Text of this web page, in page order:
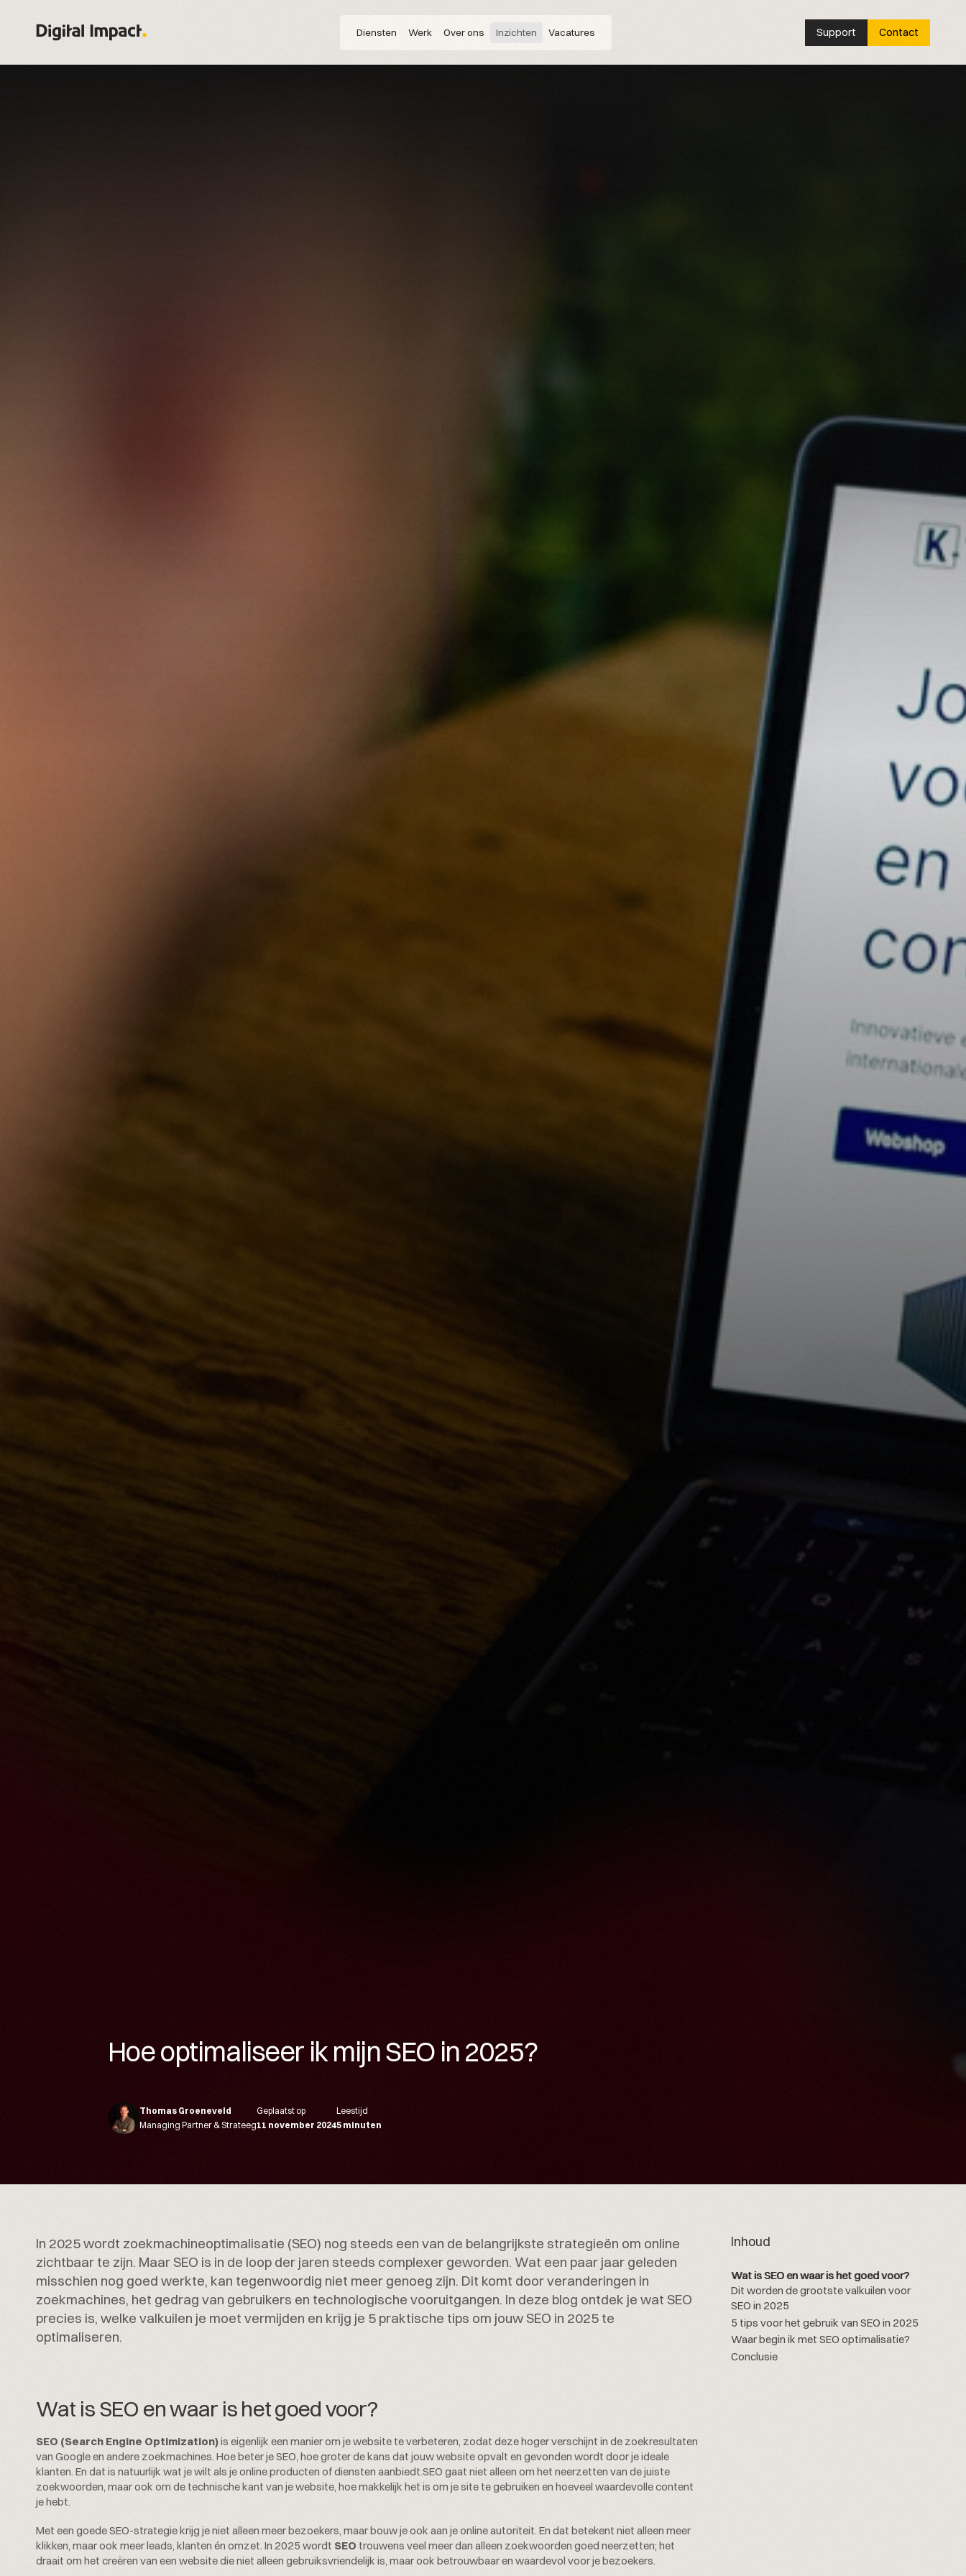
Diensten Werk Over ons Inzichten Vacatures Support Contact
Hoe optimaliseer ik mijn SEO in 2025?
Thomas Groeneveld
Managing Partner & Strateeg
Geplaatst op
11 november 2024
Leestijd
5 minuten
In 2025 wordt zoekmachineoptimalisatie (SEO) nog steeds een van de belangrijkste strategieën om online
zichtbaar te zijn. Maar SEO is in de loop der jaren steeds complexer geworden. Wat een paar jaar geleden
misschien nog goed werkte, kan tegenwoordig niet meer genoeg zijn. Dit komt door veranderingen in
zoekmachines, het gedrag van gebruikers en technologische vooruitgangen. In deze blog ontdek je wat SEO
precies is, welke valkuilen je moet vermijden en krijg je 5 praktische tips om jouw SEO in 2025 te
optimaliseren.
Wat is SEO en waar is het goed voor?
SEO (Search Engine Optimization)is eigenlijk een manier om je website te verbeteren, zodat deze hoger verschijnt in de zoekresultaten
van Google en andere zoekmachines. Hoe beter je SEO, hoe groter de kans dat jouw website opvalt en gevonden wordt door je ideale
klanten. En dat is natuurlijk wat je wilt als je online producten of diensten aanbiedt.SEO gaat niet alleen om het neerzetten van de juiste
zoekwoorden, maar ook om de technische kant van je website, hoe makkelijk het is om je site te gebruiken en hoeveel waardevolle content
je hebt.
Met een goede SEO-strategie krijg je niet alleen meer bezoekers, maar bouw je ook aan je online autoriteit. En dat betekent niet alleen meer
klikken, maar ook meer leads, klanten én omzet. In 2025 wordt SEO trouwens veel meer dan alleen zoekwoorden goed neerzetten; het
draait om het creëren van een website die niet alleen gebruiksvriendelijk is, maar ook betrouwbaar en waardevol voor je bezoekers.
Inhoud
Wat is SEO en waar is het goed voor?
Dit worden de grootste valkuilen voor
SEO in 2025
5 tips voor het gebruik van SEO in 2025
Waar begin ik met SEO optimalisatie?
Conclusie